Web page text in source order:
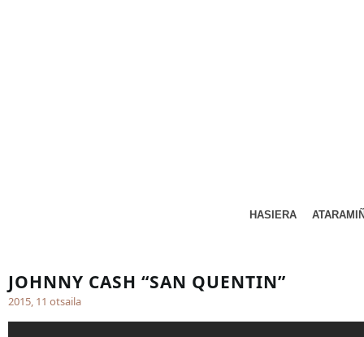
HASIERA
JOHNNY CASH “SAN QUENTIN”
2015, 11 otsaila